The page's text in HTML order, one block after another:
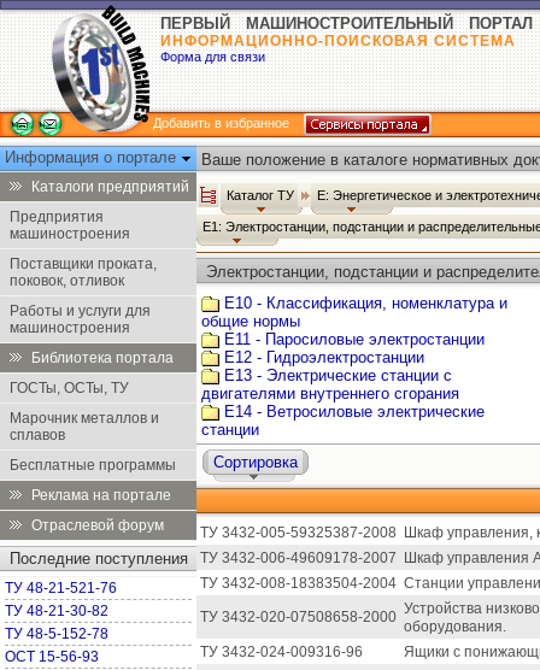
ПЕРВЫЙ МАШИНОСТРОИТЕЛЬНЫЙ ПОРТАЛ
ИНФОРМАЦИОННО-ПОИСКОВАЯ СИСТЕМА
Форма для связи
Добавить в избранное
Информация о портале
Каталоги предприятий
Предприятия
машиностроения
Поставщики проката,
поковок, отливок
Работы и услуги для
машиностроения
Библиотека портала
ГОСТы, ОСТы, ТУ
Марочник металлов и
сплавов
Бесплатные программы
Реклама на портале
Отраслевой форум
Последние поступления
ТУ 48-21-521-76
ТУ 48-21-30-82
ТУ 48-5-152-78
ОСТ 15-56-93
Ваше положение в каталоге нормативных
Каталог ТУ Е: Энергетическое и
Е1: Электростанции, подстанции и
Электростанции, подстанции и
Е10 - Классификация, номенклатура и
общие нормы
Е11 - Паросиловые электростанции
Е12 - Гидроэлектростанции
Е13 - Электрические станции с
двигателями внутреннего сгорания
Е14 - Ветросиловые электрические
станции
Сортировка
ТУ 3432-005-59325387-2008
Шкаф управления,
ТУ 3432-006-49609178-2007
Шкаф управления
ТУ 3432-008-18383504-2004 Станции
ТУ 3432-020-07508658-2000 Устройства
оборудования.
ТУ 3432-024-009316-96
Ящики с